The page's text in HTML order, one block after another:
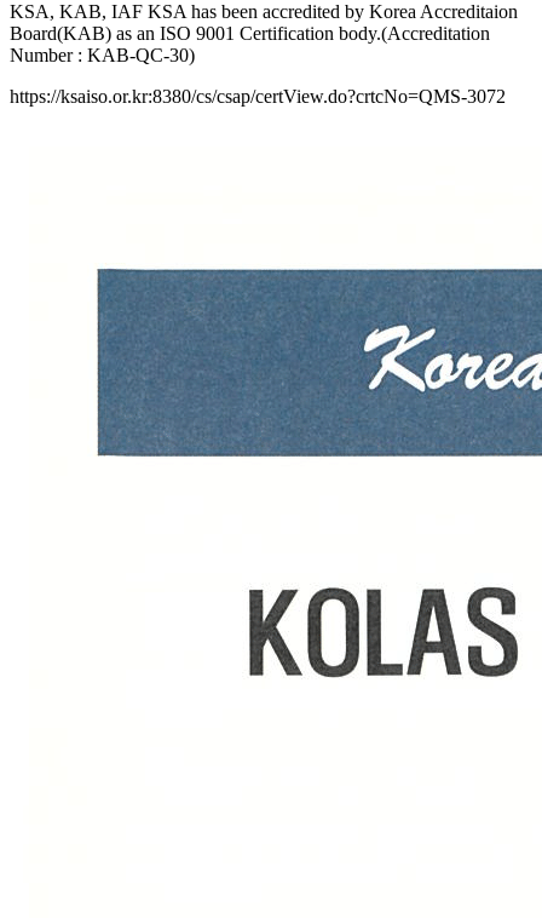
KSA, KAB, IAF KSA has been accredited by Korea Accreditaion
Board(KAB) as an ISO 9001 Certification body.(Accreditation
Number : KAB-QC-30)
https://ksaiso.or.kr:8380/cs/csap/certView.do?crtcNo=QMS-3072